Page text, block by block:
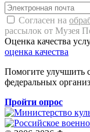
Согласен на
рассылок от Музея
Оценка качества
оценка качества
Помогите улучшить
федеральных
Пройти опрос